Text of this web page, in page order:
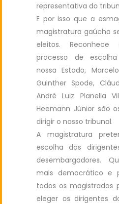
representativa do
E por isso que a
magistratura gaúcha
eleitos.
processo de
nossa Estado,
Guinther Spode,
André Luiz Planella
Heemann Júnior são
dirigir o nosso tribunal.
A magistratura
escolha dos
desembargadores.
mais democrático e
todos os magistrados
eleger os dirigentes